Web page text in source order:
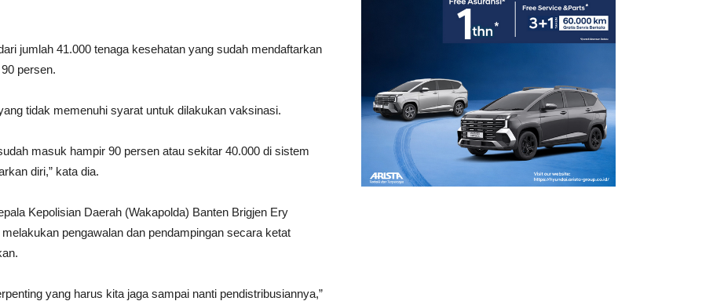
jumlah 41.000 tenaga kesehatan yang sudah mendaftarkan
persen.
tidak memenuhi syarat untuk dilakukan vaksinasi.
masuk hampir 90 persen atau sekitar 40.000 di sistem
diri,” kata dia.
Kepolisian Daerah (Wakapolda) Banten Brigjen Ery
pengawalan dan pendampingan secara ketat
yang harus kita jaga sampai nanti pendistribusiannya,”